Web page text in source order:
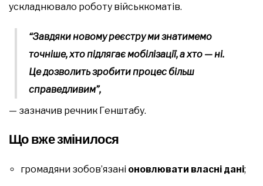
ускладнювало роботу військкоматів.
“Завдяки новому реєстру ми знатимемо
точніше, хто підлягає мобілізації, а хто — ні.
Це дозволить зробити процес більш
справедливим”,
— зазначив речник Генштабу.
Що вже змінилося
громадяни зобов’язані оновлювати власні дані;